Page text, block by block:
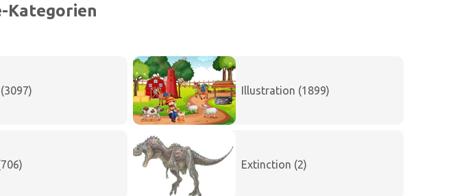
Kategorien
Illustration (1899)
Extinction (2)